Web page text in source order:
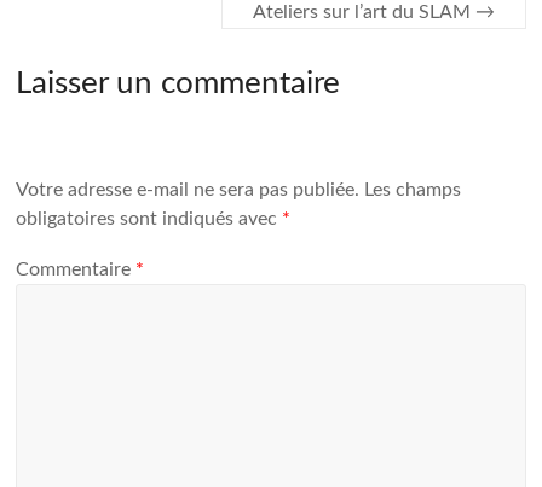
Ateliers sur l’art du SLAM →
Laisser un commentaire
Votre adresse e-mail ne sera pas publiée. Les champs
obligatoires sont indiqués avec *
Commentaire *